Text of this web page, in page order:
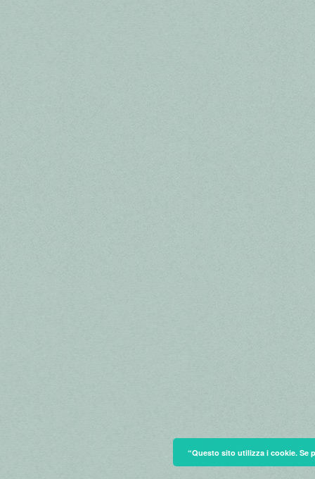
“Questo sito utilizza i cookie. Se